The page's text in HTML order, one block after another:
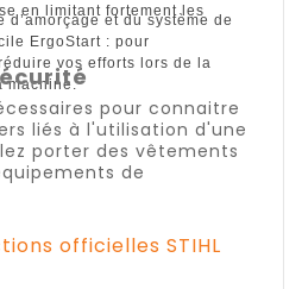
en limitant fortement les
d’amorçage et du système de
ErgoStart : pour
vos efforts lors de la
machine.
pour connaitre
liés à l'utilisation d'une
porter des vêtements
de
officielles STIHL